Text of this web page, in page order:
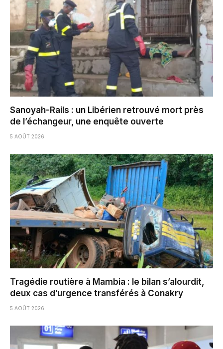
Sanoyah-Rails : un Libérien retrouvé mort près
de l’échangeur, une enquête ouverte
5 AOÛT 2026
Tragédie routière à Mambia : le bilan s’alourdit,
deux cas d’urgence transférés à Conakry
5 AOÛT 2026